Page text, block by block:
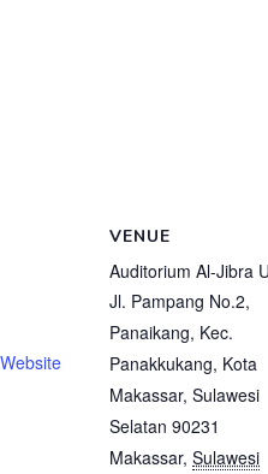
VENUE
Auditorium Al-Jibra
Jl. Pampang No.2,
Panaikang, Kec.
Panakkukang, Kota
Makassar, Sulawesi
Selatan 90231
Makassar, Sulawesi